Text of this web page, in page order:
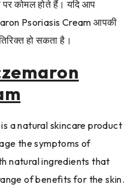
पर कोमल होते हैं। यदि आप
Psoriasis Cream आपकी
हो सकता है।
a natural skincare product
the symptoms of
natural ingredients that
of benefits for the skin.